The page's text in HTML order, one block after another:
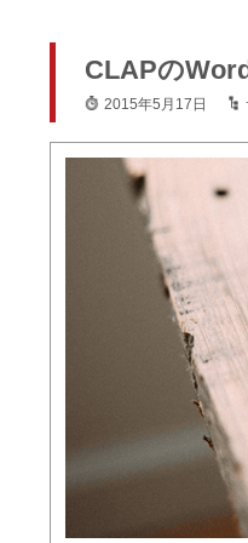
CLAPの
2015年5月17日